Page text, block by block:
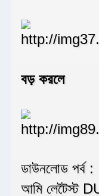
বড় করলে
ডাউনলোড পর্ব :
আমি লেটৈস্ট